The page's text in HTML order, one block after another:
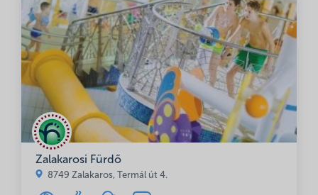
Zalakarosi Fürdő
8749 Zalakaros, Termál út 4.